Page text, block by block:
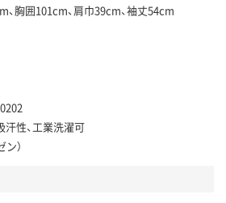
、胸囲101cm、肩巾39cm、袖丈54cm
汗性、工業洗濯可
）